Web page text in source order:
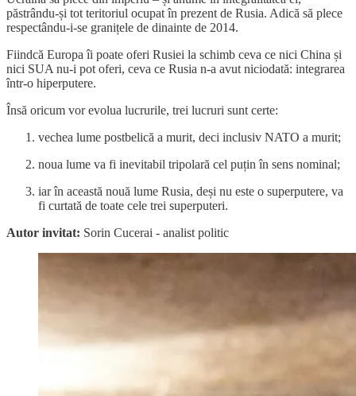
păstrându-și tot teritoriul ocupat în prezent de Rusia. Adică să plece
respectându-i-se granițele de dinainte de 2014.
Fiindcă Europa îi poate oferi Rusiei la schimb ceva ce nici China și
nici SUA nu-i pot oferi, ceva ce Rusia n-a avut niciodată: integrarea
într-o hiperputere.
Însă oricum vor evolua lucrurile, trei lucruri sunt certe:
vechea lume postbelică a murit, deci inclusiv NATO a murit;
noua lume va fi inevitabil tripolară cel puțin în sens nominal;
iar în această nouă lume Rusia, deși nu este o superputere, va
fi curtată de toate cele trei superputeri.
Autor invitat: Sorin Cucerai - analist politic